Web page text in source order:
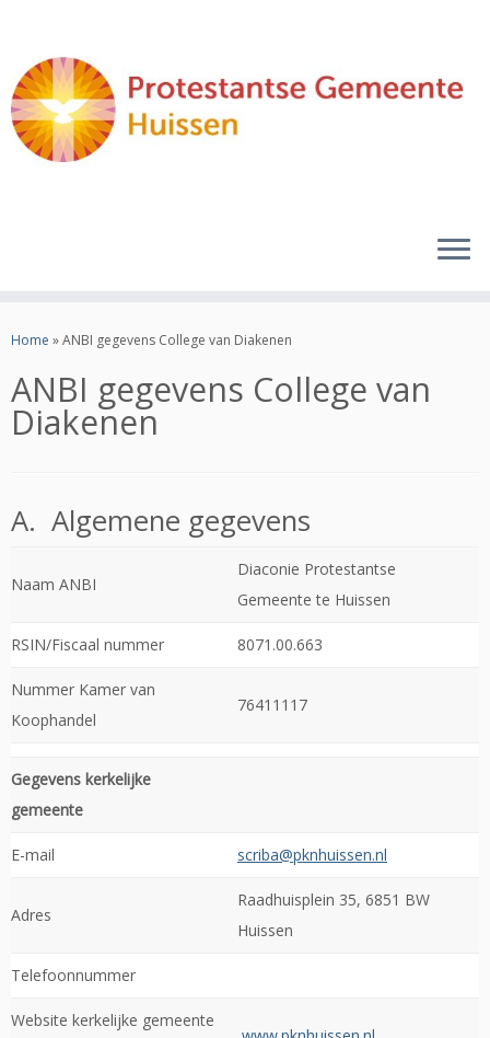
naarHome »ANBI gegevens College van Diakenen
ANBI gegevens College van
Diakenen
A. Algemene gegevens
Naam ANBI
Diaconie Protestantse
Gemeente te Huissen
RSIN/Fiscaal nummer 8071.00.663
Nummer Kamer van
Koophandel
76411117
Gegevens kerkelijke
gemeente
E-mail scriba@pknhuissen.nl
Adres
Raadhuisplein 35, 6851 BW
Huissen
Telefoonnummer
Website kerkelijke gemeente